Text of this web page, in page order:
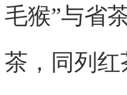
毛猴”与省
茶，同列红